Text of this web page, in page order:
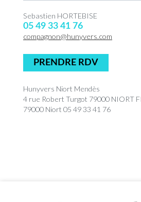
Sebastien HORTEBISE
05 49 33 41 76
compagnon@hunyvers.com
PRENDRE RDV
Hunyvers Niort Mendès
4 rue Robert Turgot 79000 NIORT
79000 Niort 05 49 33 41 76